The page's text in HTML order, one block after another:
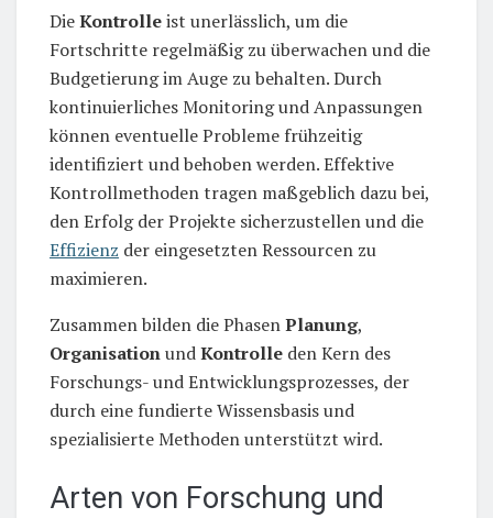
DieKontrolleist unerlässlich, um die
Fortschritte regelmäßig zu überwachen und die
Budgetierung im Auge zu behalten. Durch
kontinuierliches Monitoring und Anpassungen
können eventuelle Probleme frühzeitig
identifiziert und behoben werden. Effektive
Kontrollmethoden tragen maßgeblich dazu bei,
den Erfolg der Projekte sicherzustellen und die
Effizienz der eingesetzten Ressourcen zu
maximieren.
Zusammen bilden die PhasenPlanung,
OrganisationundKontrolle den Kern des
Forschungs- und Entwicklungsprozesses, der
durch eine fundierte Wissensbasis und
spezialisierte Methoden unterstützt wird.
Arten von Forschung und